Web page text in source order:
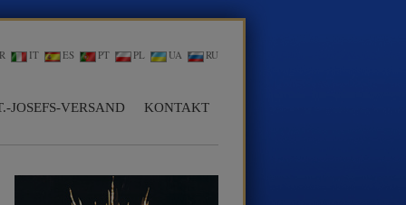
IT ES PT PL UA RU
JOSEFS-VERSAND KONTAKT